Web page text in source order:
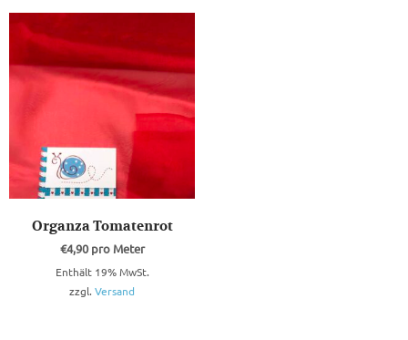
Organza Tomatenrot
€4,90pro Meter
Enthält 19% MwSt.
zzgl. Versand